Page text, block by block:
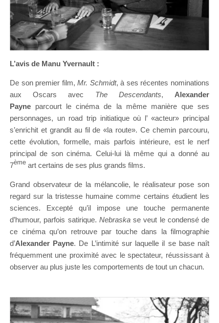
L’avis de Manu Yvernault :
De son premier film,Mr. Schmidt, à ses récentes nominations
aux Oscars avec The Descendants, Alexander
Payne parcourt le cinéma de la même manière que ses
personnages, un road trip initiatique où l’ «acteur» principal
s’enrichit et grandit au fil de «la route». Ce chemin parcouru,
cette évolution, formelle, mais parfois intérieure, est le nerf
principal de son cinéma. Celui-lui là même qui a donné au
7ème art certains de ses plus grands films.
Grand observateur de la mélancolie, le réalisateur pose son
regard sur la tristesse humaine comme certains étudient les
sciences. Excepté qu’il impose une touche permanente
d’humour, parfois satirique. Nebraskase veut le condensé de
ce cinéma qu’on retrouve par touche dans la filmographie
d’Alexander Payne. De L’intimité sur laquelle il se base naît
fréquemment une proximité avec le spectateur, réussissant à
observer au plus juste les comportements de tout un chacun.